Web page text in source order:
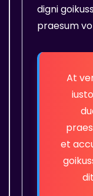
digni
praesum
At
et